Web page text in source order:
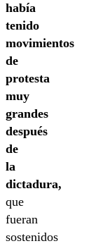
había
tenido
movimientos
de
protesta
muy
grandes
después
de
la
dictadura,
que
fueran
sostenidos